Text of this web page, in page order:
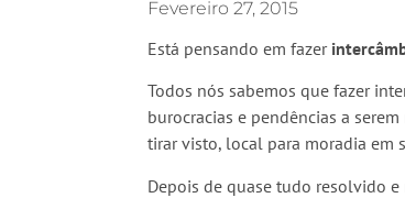
Fevereiro 27, 2015
Está pensando em fazer
Todos nós sabemos que fazer
burocracias e pendências a
tirar visto, local para moradia em
Depois de quase tudo resolvido